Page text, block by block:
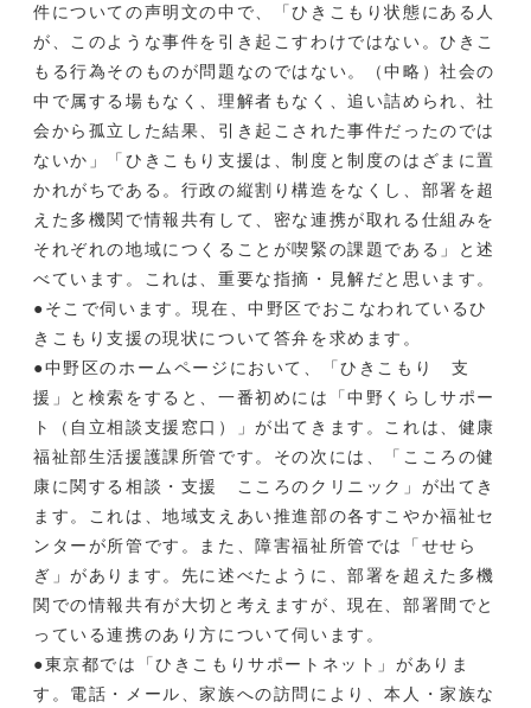
件についての声明文の中で、「ひきこもり状態にある人
が、このような事件を引き起こすわけではない。ひきこ
もる行為そのものが問題なのではない。（中略）社会の
中で属する場もなく、理解者もなく、追い詰められ、社
会から孤立した結果、引き起こされた事件だったのでは
ないか」「ひきこもり支援は、制度と制度のはざまに置
かれがちである。行政の縦割り構造をなくし、部署を超
えた多機関で情報共有して、密な連携が取れる仕組みを
それぞれの地域につくることが喫緊の課題である」と述
べています。これは、重要な指摘・見解だと思います。
●そこで伺います。現在、中野区でおこなわれているひ
きこもり支援の現状について答弁を求めます。
●中野区のホームページにおいて、「ひきこもり 支
援」と検索をすると、一番初めには「中野くらしサポー
ト（自立相談支援窓口）」が出てきます。これは、健康
福祉部生活援護課所管です。その次には、「こころの健
康に関する相談・支援 こころのクリニック」が出てき
ます。これは、地域支えあい推進部の各すこやか福祉セ
ンターが所管です。また、障害福祉所管では「せせら
ぎ」があります。先に述べたように、部署を超えた多機
関での情報共有が大切と考えますが、現在、部署間でと
っている連携のあり方について伺います。
●東京都では「ひきこもりサポートネット」がありま
す。電話・メール、家族への訪問により、本人・家族な